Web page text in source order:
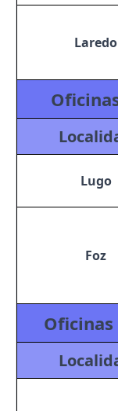
Laredo
Lugo
Foz